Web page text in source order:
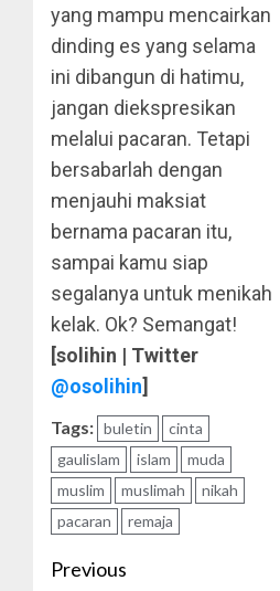
yang mampu mencairkan
dinding es yang selama
ini dibangun di hatimu,
jangan diekspresikan
melalui pacaran. Tetapi
bersabarlah dengan
menjauhi maksiat
bernama pacaran itu,
sampai kamu siap
segalanya untuk menikah
kelak. Ok? Semangat!
[solihin | Twitter
@osolihin]
Tags: buletin
cinta
gaulislam
islam
muda
muslim
muslimah
nikah
pacaran
remaja
Post
Previous